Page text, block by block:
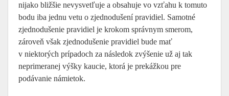
nijako bližšie nevysvetľuje a obsahuje vo vzťahu k tomuto
bodu iba jednu vetu o zjednodušení pravidiel. Samotné
zjednodušenie pravidiel je krokom správnym smerom,
zároveň však zjednodušenie pravidiel bude mať
v niektorých prípadoch za následok zvýšenie už aj tak
neprimeranej výšky kaucie, ktorá je prekážkou pre
podávanie námietok.